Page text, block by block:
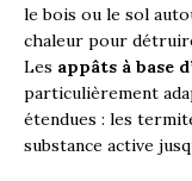
le bois ou le sol
chaleur pour
Les appâts à base
particulièrement
étendues : les
substance active